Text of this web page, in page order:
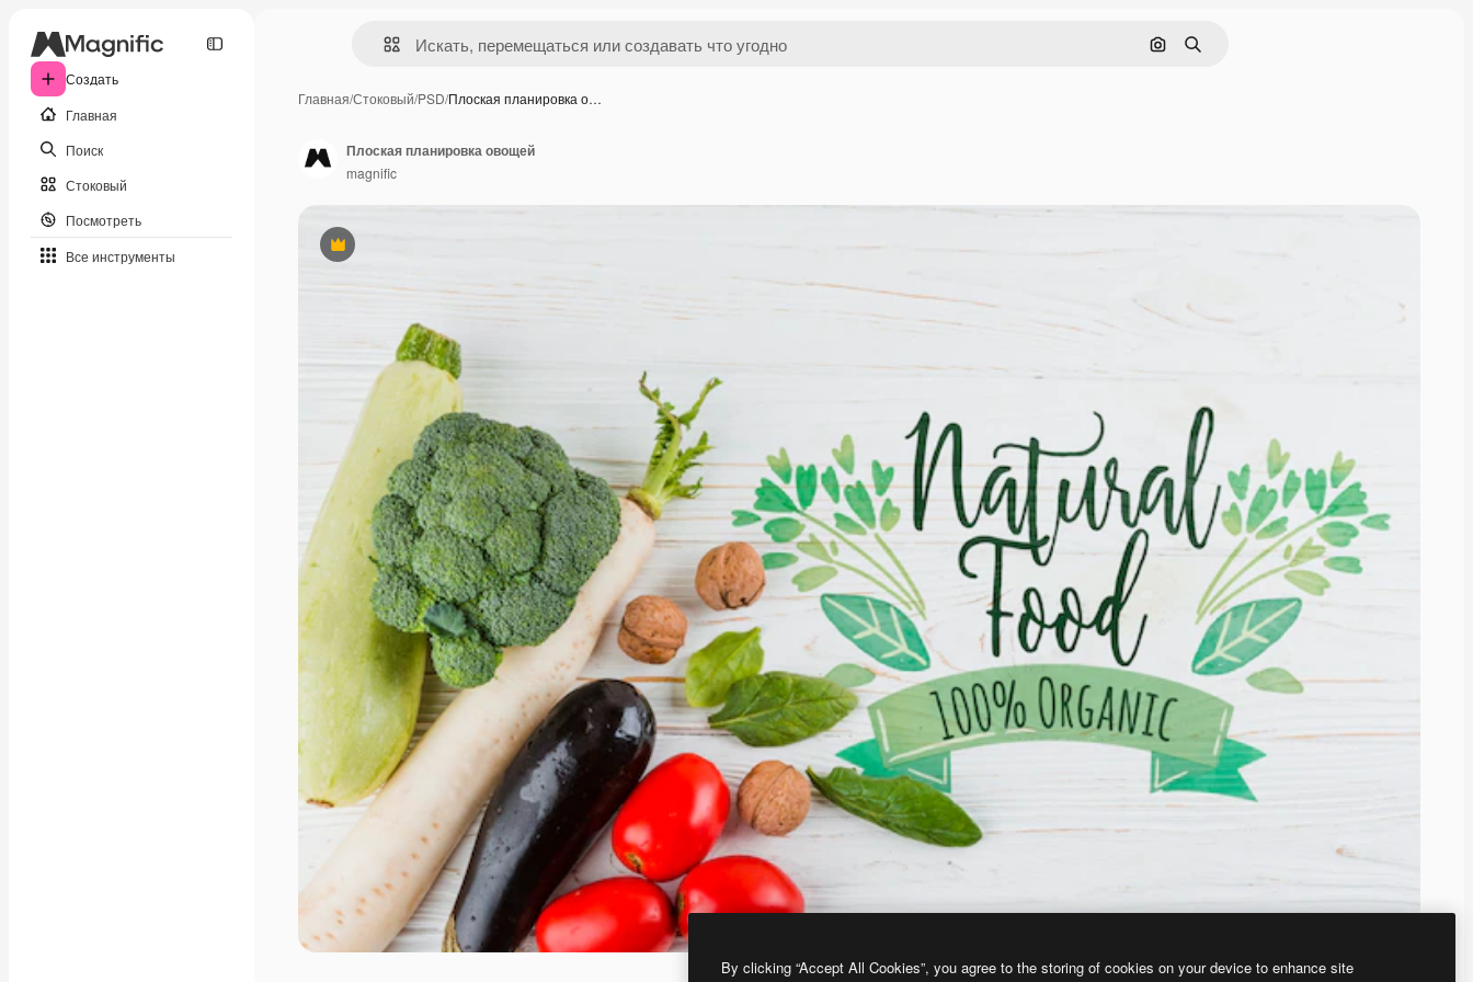
Создать
Главная
Поиск
Стоковый
Посмотреть
Все инструменты
Поиск по изображению
Поиск
Главная/Стоковый/PSD/Плоская планировка о…
Премиум
Плоская планировка овощей
magnific
By clicking “Accept All Cookies”, you agree to the storing of cookies on your device to enhance site